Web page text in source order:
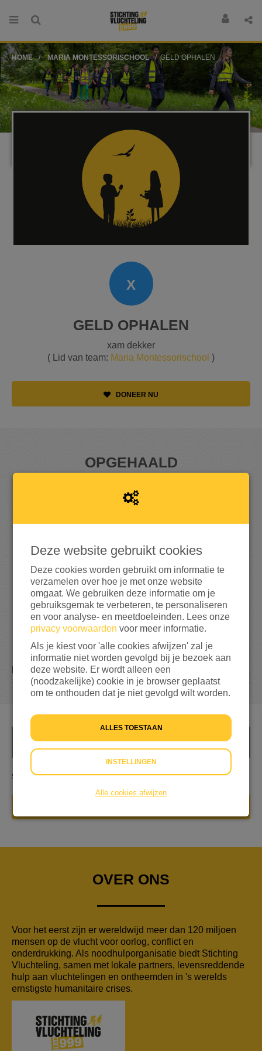
HOME MARIA MONTESSORISCHOOL GELD OPHALEN
X
GELD OPHALEN
xam dekker
( Lid van team: Maria Montessorischool )
DONEER NU
OPGEHAALD
6 7
268% bereikt van mijn streefbedrag € 25
1
DONATIE
INFO
strijden voor oekraïne
OVER ONS
Voor het eerst zijn er wereldwijd meer dan 120 miljoen
mensen op de vlucht voor oorlog, conflict en
onderdrukking. Als noodhulporganisatie biedt Stichting
Vluchteling, samen met lokale partners, levensreddende
hulp aan vluchtelingen en ontheemden in 's werelds
ernstigste humanitaire crises.
Deze website gebruikt cookies
Deze cookies worden gebruikt om informatie te
verzamelen over hoe je met onze website
omgaat. We gebruiken deze informatie om je
gebruiksgemak te verbeteren, te personaliseren
en voor analyse- en meetdoeleinden. Lees onze
privacy voorwaarden voor meer informatie.
Als je kiest voor 'alle cookies afwijzen' zal je
informatie niet worden gevolgd bij je bezoek aan
deze website. Er wordt alleen een
(noodzakelijke) cookie in je browser geplaatst
om te onthouden dat je niet gevolgd wilt worden.
ALLES TOESTAAN
INSTELLINGEN
Alle cookies afwijzen